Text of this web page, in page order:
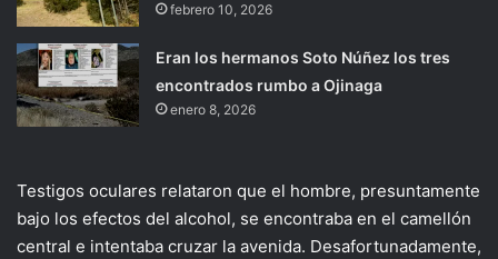
febrero 10, 2026
Eran los hermanos Soto Núñez los tres
encontrados rumbo a Ojinaga
enero 8, 2026
Testigos oculares relataron que el hombre, presuntamente
bajo los efectos del alcohol, se encontraba en el camellón
central e intentaba cruzar la avenida. Desafortunadamente,